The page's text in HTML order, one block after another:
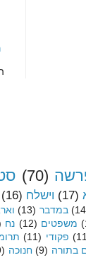
(70)
(17) וישלח (16)
במדבר (13)
משפטים (12) נח
פקודי (11)
בתורה (9) חנוכה